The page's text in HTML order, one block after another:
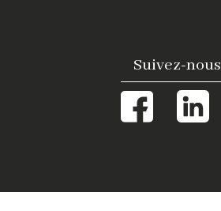
Suivez-nous